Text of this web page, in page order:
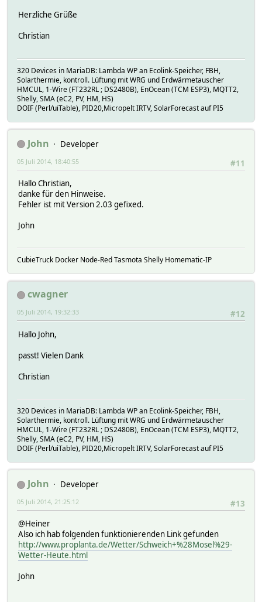
Herzliche Grüße
Christian
320 Devices in MariaDB: Lambda WP an Ecolink-Speicher, FBH,
Solarthermie, kontroll. Lüftung mit WRG und Erdwärmetauscher
HMCUL, 1-Wire (FT232RL ; DS2480B), EnOcean (TCM ESP3), MQTT2,
Shelly, SMA (eC2, PV, HM, HS)
DOIF (Perl/uiTable), PID20,Micropelt IRTV, SolarForecast auf PI5
John
Developer
#11
05 Juli 2014, 18:40:55
Hallo Christian,
danke für den Hinweise.
Fehler ist mit Version 2.03 gefixed.
John
CubieTruck Docker Node-Red Tasmota Shelly Homematic-IP
cwagner
#12
05 Juli 2014, 19:32:33
Hallo John,
passt! Vielen Dank
Christian
320 Devices in MariaDB: Lambda WP an Ecolink-Speicher, FBH,
Solarthermie, kontroll. Lüftung mit WRG und Erdwärmetauscher
HMCUL, 1-Wire (FT232RL ; DS2480B), EnOcean (TCM ESP3), MQTT2,
Shelly, SMA (eC2, PV, HM, HS)
DOIF (Perl/uiTable), PID20,Micropelt IRTV, SolarForecast auf PI5
John
Developer
#13
05 Juli 2014, 21:25:12
@Heiner
Also ich hab folgenden funktionierenden Link gefunden
http://www.proplanta.de/Wetter/Schweich+%28Mosel%29-
Wetter-Heute.html
John